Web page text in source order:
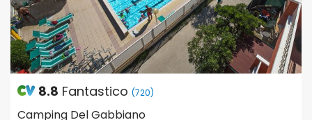
8.8 Fantastico (720)
Camping Del Gabbiano